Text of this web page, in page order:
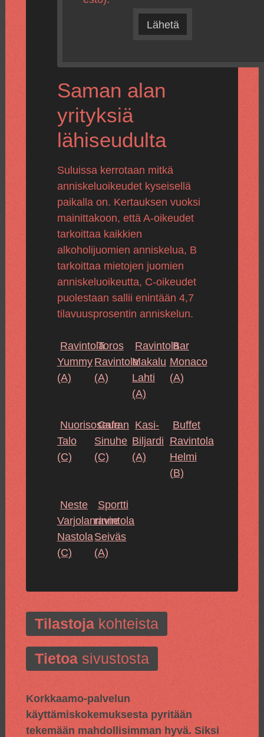
Lähetä
Saman alan
yrityksiä
lähiseudulta
Suluissa kerrotaan mitkä
anniskeluoikeudet kyseisellä
paikalla on. Kertauksen vuoksi
mainittakoon, että A-oikeudet
tarkoittaa kaikkien
alkoholijuomien anniskelua, B
tarkoittaa mietojen juomien
anniskeluoikeutta, C-oikeudet
puolestaan sallii enintään 4,7
tilavuusprosentin anniskelun.
Ravintola
Yummy
(A)
Toros
Ravintola
(A)
Ravintola
Makalu
Lahti
(A)
Bar
Monaco
(A)
Nuorisoseuran
Talo
(C)
Cafe
Sinuhe
(C)
Kasi-
Biljardi
(A)
Buffet
Ravintola
Helmi
(B)
Neste
Varjolanrinne
Nastola
(C)
Sportti
ravintola
Seiväs
(A)
Tilastojakohteista
Tietoasivustosta
Korkkaamo-palvelun
käyttämiskokemuksesta pyritään
tekemään mahdollisimman hyvä. Siksi